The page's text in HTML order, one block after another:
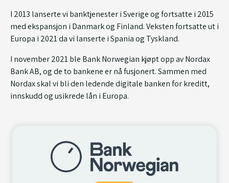
I 2013 lanserte vi banktjenester i Sverige og fortsatte i 2015
med ekspansjon i Danmark og Finland. Veksten fortsatte ut i
Europa i 2021 da vi lanserte i Spania og Tyskland.
I november 2021 ble Bank Norwegian kjøpt opp av Nordax
Bank AB, og de to bankene er nå fusjonert. Sammen med
Nordax skal vi bli den ledende digitale banken for kreditt,
innskudd og usikrede lån i Europa.